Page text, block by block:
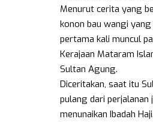
Menurut cerita yang
konon bau wangi
pertama kali muncul
Kerajaan Mataram
Sultan Agung.
Diceritakan, saat itu
pulang dari perjalanan
menunaikan Ibadah